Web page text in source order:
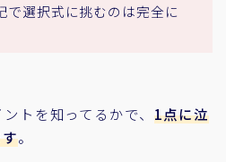
で選択式に挑むのは完全に
トを知ってるかで、 1点に泣
。